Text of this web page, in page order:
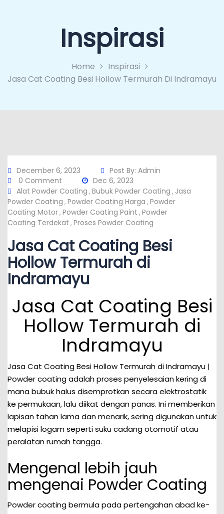
Inspirasi
Home
Inspirasi
Jasa Cat Coating Besi Hollow Termurah Di Indramayu
December 6, 2023 Post By: Admin
0 Comment
Dec 6, 2023
Alat Powder Coating , Bubuk Powder Coating , Jasa
Powder Coating , Powder Coating Harga , Powder
Coating Motor, Powder Coating Paint , Powder
Coating Terdekat , Proses Powder Coating
Jasa Cat Coating Besi
Hollow Termurah di
Indramayu
Jasa Cat Coating Besi
Hollow Termurah di
Indramayu
Jasa Cat Coating Besi Hollow Termurah di Indramayu |
Powder coating adalah proses penyelesaian kering di
mana bubuk halus disemprotkan secara elektrostatik
ke permukaan, lalu diikat dengan panas. Ini memberikan
lapisan tahan lama dan menarik, sering digunakan untuk
melapisi logam seperti suku cadang otomotif atau
peralatan rumah tangga.
Mengenal lebih jauh
mengenai Powder Coating
Powder coating bermula pada pertengahan abad ke-